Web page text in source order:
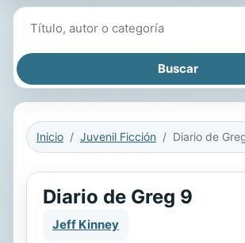
Inicio Juvenil Ficción Diario de
Diario de Greg 9
Jeff Kinney